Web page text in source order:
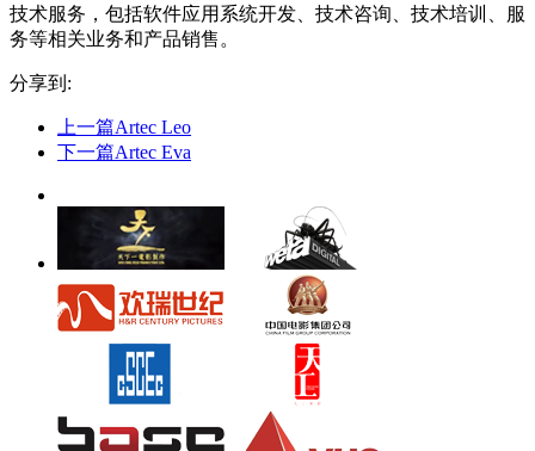
技术服务，包括软件应用系统开发、技术咨询、技术培训、服
务等相关业务和产品销售。
分享到:
上一篇Artec Leo
下一篇Artec Eva